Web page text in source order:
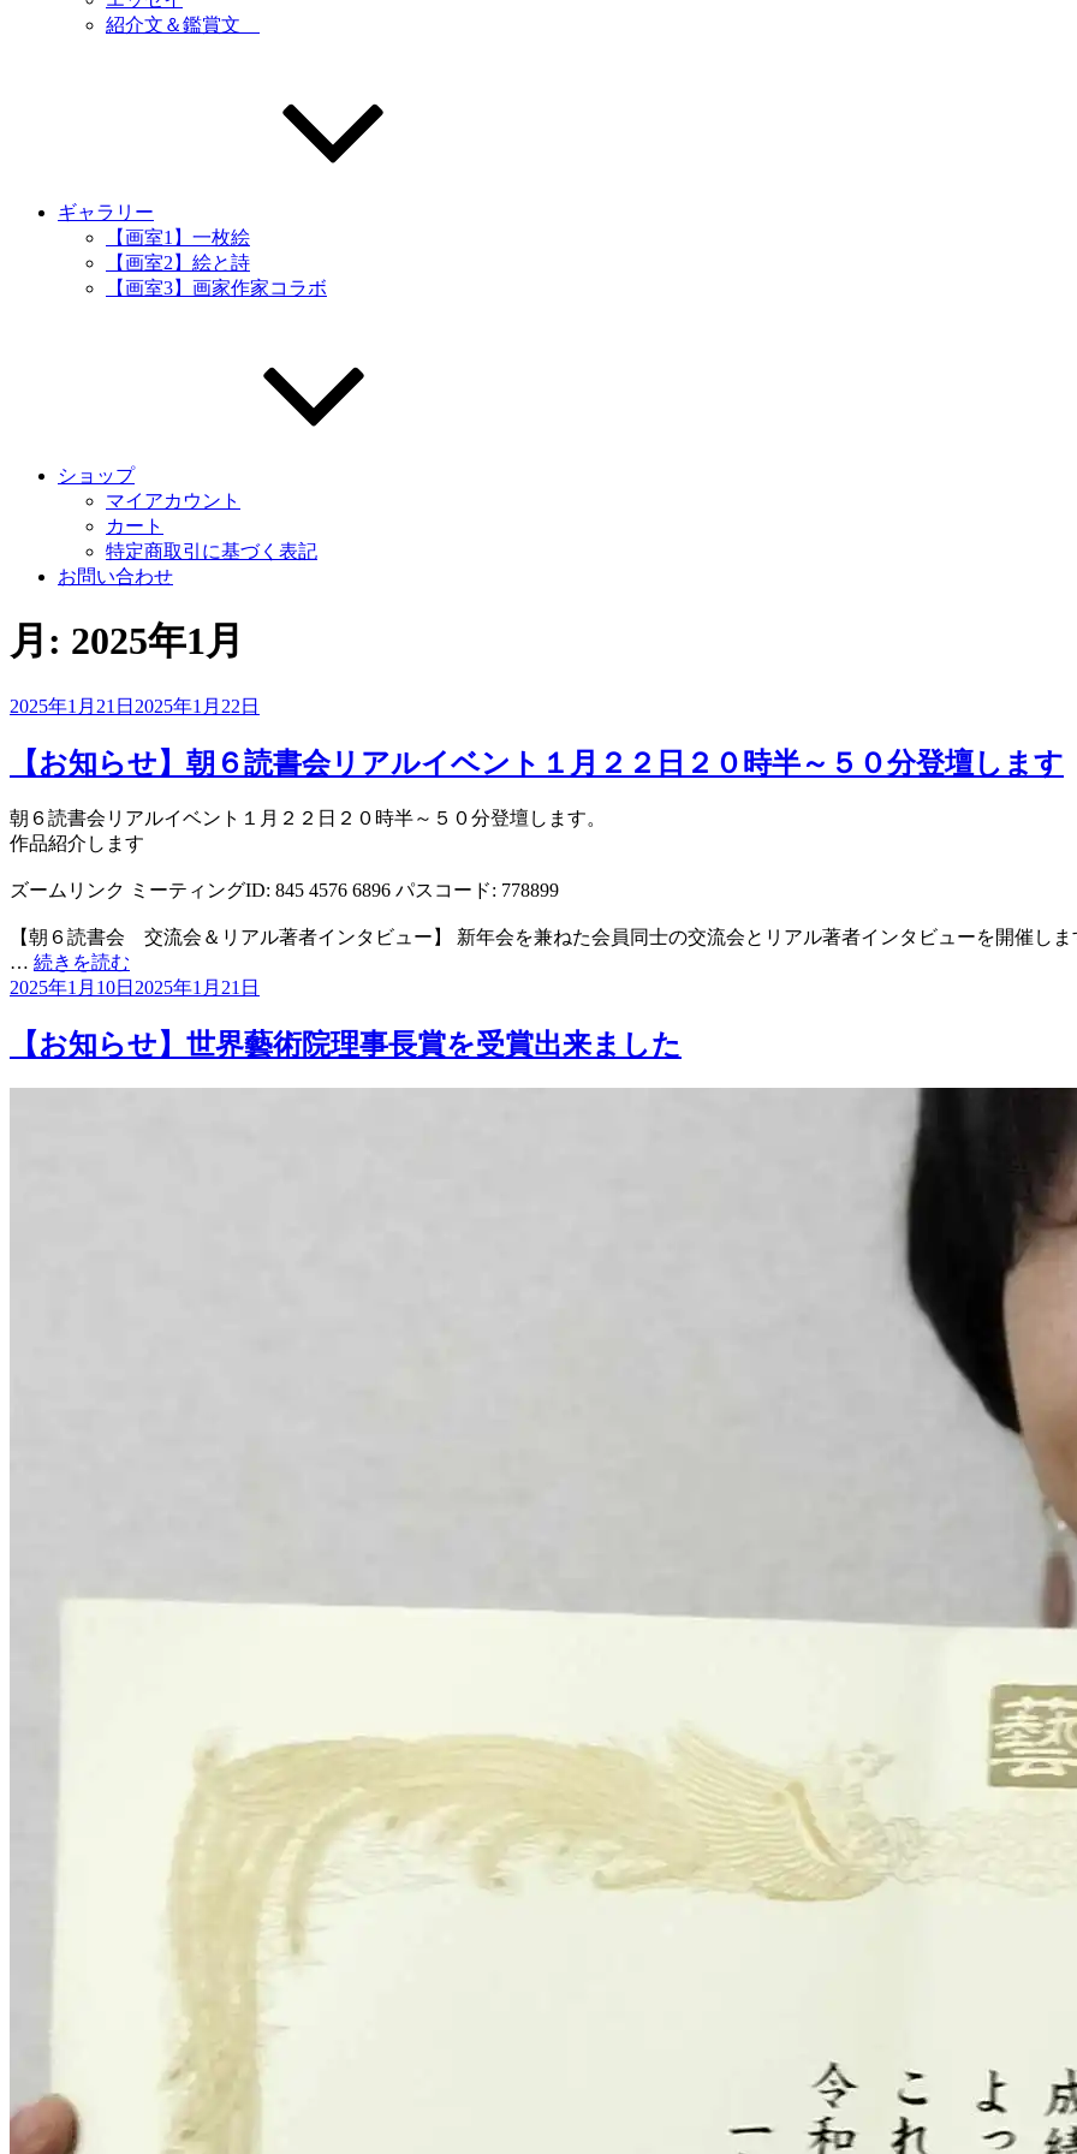
紹介文＆鑑賞文
ギャラリー
【画室1】一枚絵
【画室2】絵と詩
【画室3】画家作家コラボ
ショップ
マイアカウント
カート
特定商取引に基づく表記
お問い合わせ
月: 2025年1月
投
日:
2025年1月21日 2025年1月22日
【お知らせ】朝６読書会リアルイベント１月２２日２０時半～５０分登壇します
朝６読書会リアルイベント１月２２日２０時半～５０分登壇します。
作品紹介します
ズームリンク ミーティングID: 845 4576 6896 パスコード: 778899
【朝６読書会 交流会＆リアル著者インタビュー】 新年会を兼ねた会員同士の交流会とリアル著者インタビューを開催しま
… 続きを読む
投
日:
2025年1月10日 2025年1月21日
【お知らせ】世界藝術院理事長賞を受賞出来ました